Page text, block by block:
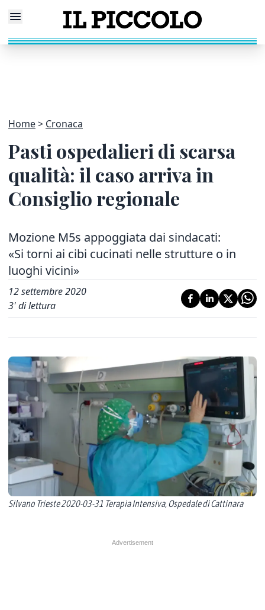
Home Cronaca
Pasti ospedalieri di scarsa
qualità: il caso arriva in
Consiglio regionale
Mozione M5s appoggiata dai sindacati:
«Si torni ai cibi cucinati nelle strutture o in
luoghi vicini»
12 settembre 2020
3' di lettura
Silvano Trieste 2020-03-31 Terapia Intensiva, Ospedale di Cattinara